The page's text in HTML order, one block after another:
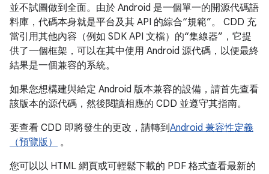
並不試圖做到全面。由於 Android 是一個單一的開源代碼語
料庫，代碼本身就是平台及其 API 的綜合“規範”。 CDD 充
當引用其他內容（例如 SDK API 文檔）的“集線器”，它提
供了一個框架，可以在其中使用 Android 源代碼，以便最終
結果是一個兼容的系統。
如果您想構建與給定 Android 版本兼容的設備，請首先查看
該版本的源代碼，然後閱讀相應的 CDD 並遵守其指南。
要查看 CDD 即將發生的更改，請轉到Android 兼容性定義
（預覽版）
。
您可以以 HTML 網頁或可輕鬆下載的 PDF 格式查看最新的